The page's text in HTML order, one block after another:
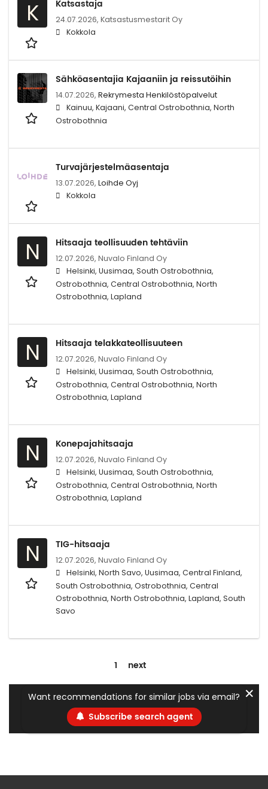
K Katsastaja
24.07.2026, Katsastusmestarit Oy
Kokkola
Sähköasentajia Kajaaniin ja reissutöihin
14.07.2026, Rekrymesta Henkilöstöpalvelut
Kainuu, Kajaani, Central Ostrobothnia, North
Ostrobothnia
Turvajärjestelmäasentaja
13.07.2026, Loihde Oyj
Kokkola
N Hitsaaja teollisuuden tehtäviin
12.07.2026, Nuvalo Finland Oy
Helsinki, Uusimaa, South Ostrobothnia,
Ostrobothnia, Central Ostrobothnia, North
Ostrobothnia, Lapland
N Hitsaaja telakkateollisuuteen
12.07.2026, Nuvalo Finland Oy
Helsinki, Uusimaa, South Ostrobothnia,
Ostrobothnia, Central Ostrobothnia, North
Ostrobothnia, Lapland
N Konepajahitsaaja
12.07.2026, Nuvalo Finland Oy
Helsinki, Uusimaa, South Ostrobothnia,
Ostrobothnia, Central Ostrobothnia, North
Ostrobothnia, Lapland
N TIG-hitsaaja
12.07.2026, Nuvalo Finland Oy
Helsinki, North Savo, Uusimaa, Central Finland,
South Ostrobothnia, Ostrobothnia, Central
Ostrobothnia, North Ostrobothnia, Lapland, South
Savo
1 next
Want recommendations for similar jobs via email?
Subscribe search agent
✕